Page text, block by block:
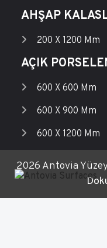
AHŞAP
200 X 1200 Mm
AÇIK
600 X 600 Mm
600 X 900 Mm
600 X 1200 Mm
2026 Antovia